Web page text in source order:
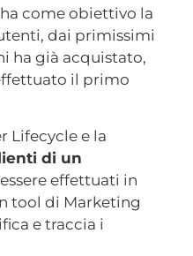
ha come obiettivo la
dai primissimi
ha già acquistato,
il primo
Lifecycle e la
di un
effettuati in
tool di Marketing
e traccia i